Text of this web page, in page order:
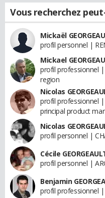
Vous recherchez
Mickaël
profil personnel |
Mickael
profil professionnel
region
Nicolas
profil professionnel
principal product
Nicolas
profil personnel |
Cécile
profil personnel |
Benjamin
profil professionnel